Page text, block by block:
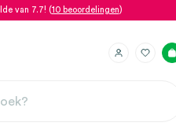
van 7.7! (10 beoordelingen)